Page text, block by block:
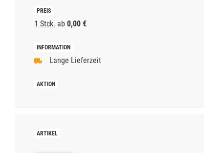
1 Stck. ab 0,00 €
Lange Lieferzeit